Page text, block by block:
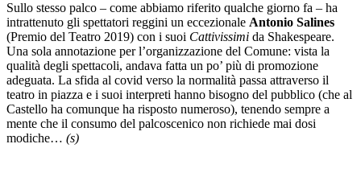
Sullo stesso palco – come abbiamo riferito qualche giorno fa – ha
intrattenuto gli spettatori reggini un eccezionale Antonio Salines
(Premio del Teatro 2019) con i suoi Cattivissimi da Shakespeare.
Una sola annotazione per l’organizzazione del Comune: vista la
qualità degli spettacoli, andava fatta un po’ più di promozione
adeguata. La sfida al covid verso la normalità passa attraverso il
teatro in piazza e i suoi interpreti hanno bisogno del pubblico (che al
Castello ha comunque ha risposto numeroso), tenendo sempre a
mente che il consumo del palcoscenico non richiede mai dosi
modiche… (s)